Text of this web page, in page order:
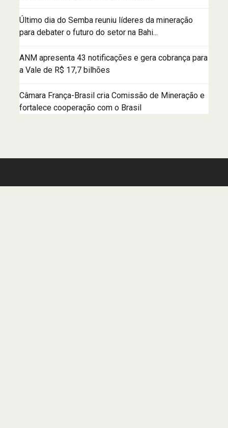
Último dia do Semba reuniu líderes da mineração
para debater o futuro do setor na Bahi...
ANM apresenta 43 notificações e gera cobrança para
a Vale de R$ 17,7 bilhões
Câmara França-Brasil cria Comissão de Mineração e
fortalece cooperação com o Brasil